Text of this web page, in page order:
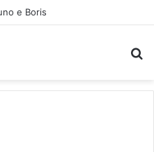
e Boris